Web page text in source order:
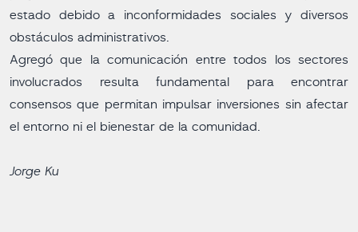
estado debido a inconformidades sociales y diversos
obstáculos administrativos.
Agregó que la comunicación entre todos los sectores
involucrados resulta fundamental para encontrar
consensos que permitan impulsar inversiones sin afectar
el entorno ni el bienestar de la comunidad.
Jorge Ku